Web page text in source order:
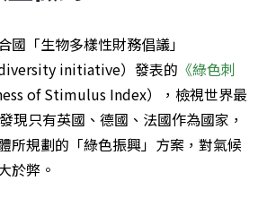
國「生物多樣性財務倡議」
initiative）發表的 《綠色刺
of Stimulus Index），檢視世界最
現只有英國、德國、法國作為國家，
所規劃的「綠色振興」方案，對氣候
於弊。